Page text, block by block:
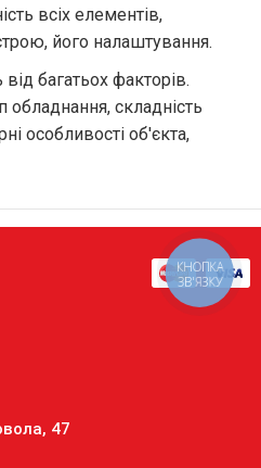
всіх елементів,
його налаштування.
багатьох факторів.
обладнання, складність
особливості об'єкта,
47
КНОПКА
ЗВ'ЯЗКУ